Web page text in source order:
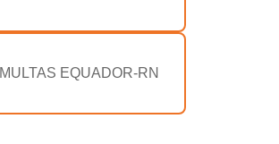
MULTAS EQUADOR-RN